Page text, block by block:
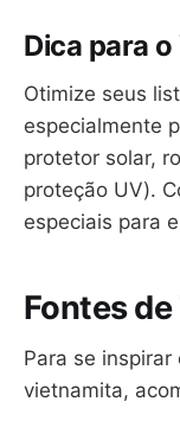
Dica para
Otimize seus
especialmente
protetor solar,
proteção UV).
especiais para
Fontes
Para se
vietnamita,